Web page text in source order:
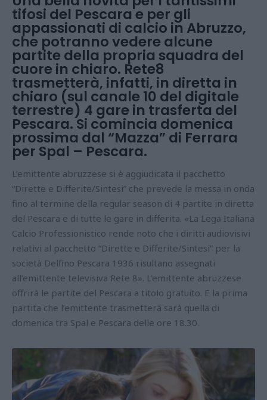
tifosi del Pescara e per gli
appassionati di calcio in Abruzzo,
che potranno vedere alcune
partite della propria squadra del
cuore in chiaro. Rete8
trasmetterà, infatti, in diretta in
chiaro (sul canale 10 del digitale
terrestre) 4 gare in trasferta del
Pescara. Si comincia domenica
prossima dal “Mazza” di Ferrara
per Spal – Pescara.
L’emittente abruzzese si è aggiudicata il pacchetto
“Dirette e Differite/Sintesi” che prevede la messa in onda
fino al termine della regular season di 4 partite in diretta
del Pescara e di tutte le gare in differita. «La Lega Italiana
Calcio Professionistico rende noto che i diritti audiovisivi
relativi al pacchetto “Dirette e Differite/Sintesi” per la
società Delfino Pescara 1936 risultano assegnati
all’emittente televisiva Rete 8». L’emittente abruzzese
offrirà le partite del Pescara a titolo gratuito. E la prima
partita che l’emittente trasmetterà sarà quella di
domenica tra Spal e Pescara delle ore 18.30.